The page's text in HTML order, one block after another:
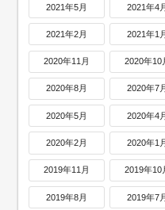
2021年5月 2021年4
2021年2月 2021年1
2020年11月 2020年10
2020年8月 2020年7月
2020年5月 2020年4
2020年2月 2020年1
2019年11月 2019年10
2019年8月 2019年7